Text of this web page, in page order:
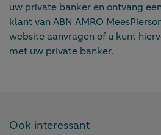
uw private banker en ontvang
klant van ABN AMRO
website aanvragen of u kunt
met uw private banker.
Ook interessant